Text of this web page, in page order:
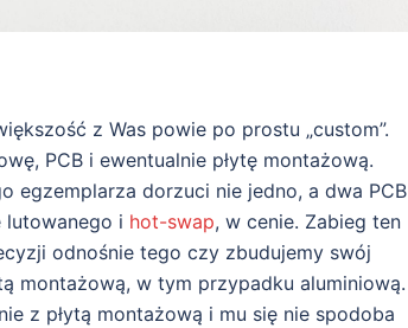
z Was powie po prostu „custom”.
PCB i ewentualnie płytę montażową.
egzemplarza dorzuci nie jedno, a dwa PCB
lutowanego i hot-swap, w cenie. Zabieg ten
odnośnie tego czy zbudujemy swój
montażową, w tym przypadku aluminiową.
z płytą montażową i mu się nie spodoba